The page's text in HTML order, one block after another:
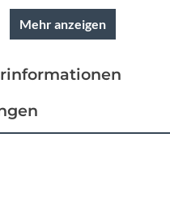
100mm travel Pressfit, Boost,
Mehr anzeigen